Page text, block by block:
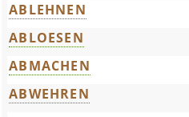
ABLEHNEN
ABLOESEN
ABMACHEN
ABWEHREN